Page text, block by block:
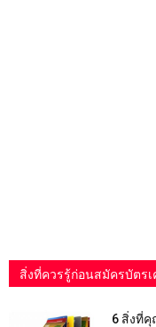
สิ่งที่ควรรู้ก่อนสมัครบัตรเ
6 สิ่งที่